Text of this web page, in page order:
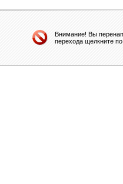
Внимание! Вы
перехода щелкните